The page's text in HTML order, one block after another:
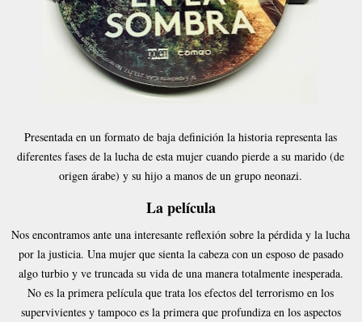
Presentada en un formato de baja definición la historia representa las
diferentes fases de la lucha de esta mujer cuando pierde a su marido (de
origen árabe) y su hijo a manos de un grupo neonazi.
La película
Nos encontramos ante una interesante reflexión sobre la pérdida y la lucha
por la justicia. Una mujer que sienta la cabeza con un esposo de pasado
algo turbio y ve truncada su vida de una manera totalmente inesperada.
No es la primera película que trata los efectos del terrorismo en los
supervivientes y tampoco es la primera que profundiza en los aspectos